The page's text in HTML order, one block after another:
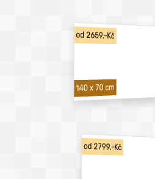
od 2659,-Kč
140 x 70 cm
od 2799,-Kč